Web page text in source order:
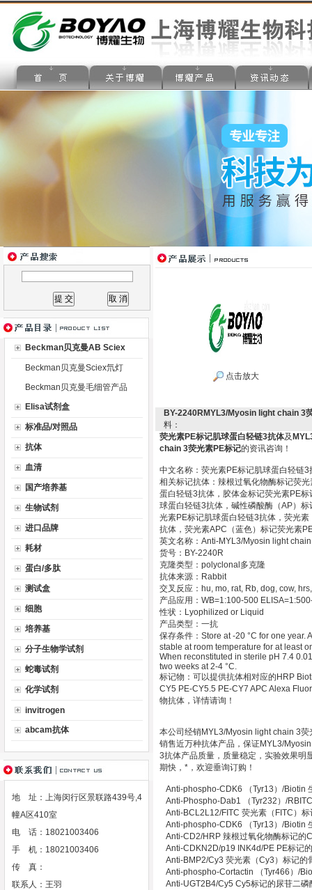
Beckman贝克曼AB Sciex
Beckman贝克曼Sciex氘灯
Beckman贝克曼毛细管产品
Elisa试剂盒
标准品/对照品
抗体
血清
国产培养基
生物试剂
进口品牌
耗材
蛋白/多肽
测试盒
细胞
培养基
分子生物学试剂
蛇毒试剂
化学试剂
invitrogen
abcam抗体
地 址：上海闵行区景联路439号,4
幢A区410室
电 话：18021003406
手 机：18021003406
传 真：
联系人：王羽
点击放大
BY-2240RMYL3/Myosin light chain 3
料：
荧光素PE标记肌球蛋白轻链3抗体及
chain 3荧光素PE标记的资讯咨询！
中文名称：荧光素PE标记肌球蛋白轻链3
相关标记抗体：辣根过氧化物酶标记荧
蛋白轻链3抗体，胶体金标记荧光素PE
球蛋白轻链3抗体，碱性磷酸酶（AP）
光素PE标记肌球蛋白轻链3抗体，荧光
抗体，荧光素APC（蓝色）标记荧光素
英文名称：Anti-MYL3/Myosin light
货号：BY-2240R
克隆类型：polyclonal多克隆
抗体来源：Rabbit
交叉反应：hu, mo, rat, Rb, dog, cow,
产品应用：WB=1:100-500
性状：Lyophilized or Liquid
产品类型：一抗
保存条件：Store at -20 °C for one
stable at room temperature for at least
When reconstituted in sterile pH 7.4
two weeks at 2-4 °C.
标记物：可以提供抗体相对应的HRP
CY5 PE-CY5.5 PE-CY7 APC Alexa
物抗体，详情请询！
本公司经销MYL3/Myosin light chain 3
销售近万种抗体产品，保证MYL3/
3抗体产品质量，质量稳定，实验效果明
期快，*，欢迎垂询订购！
Anti-phospho-CDK6 （Tyr13）/Biotin
Anti-Phospho-Dab1 （Tyr232）/
Anti-BCL2L12/FITC 荧光素（FITC）
Anti-phospho-CDK6 （Tyr13）/Biotin
Anti-CD2/HRP 辣根过氧化物酶标记
Anti-CDKN2D/p19 INK4d/PE PE标记
Anti-BMP2/Cy3 荧光素（Cy3）标记
Anti-phospho-Cortactin （Tyr466）/
Anti-UGT2B4/Cy5 Cy5标记的尿苷二